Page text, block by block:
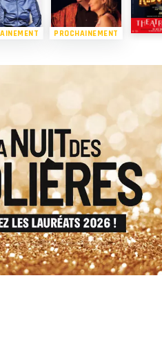
PROCHAINEMENT